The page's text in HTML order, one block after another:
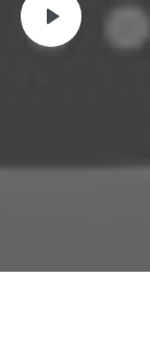
informações,
do investidor.